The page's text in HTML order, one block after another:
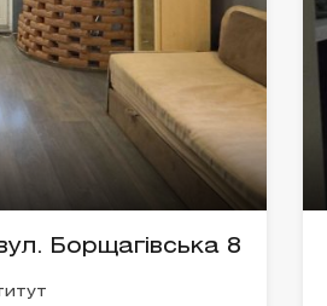
Борщагівська 8